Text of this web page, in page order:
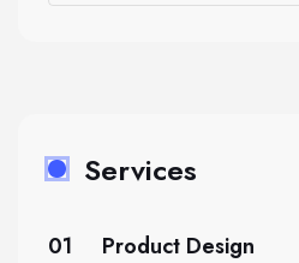
Services
01
Product Design